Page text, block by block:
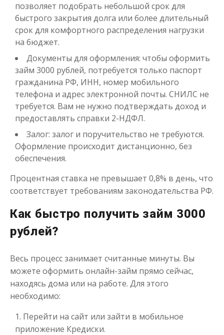
Переведём в долг
Сумма до50 000₽
Срок от 1до 21 дня
Получить
Деньги до зарплаты
Получить
позволяет подобрать небольшой срок для
быстрого закрытия долга или более длительный
срок для комфортного распределения нагрузки
на бюджет.
Документы для оформления: чтобы оформить
займ 3000 рублей, потребуется только паспорт
гражданина РФ, ИНН, номер мобильного
телефона и адрес электронной почты. СНИЛС не
требуется. Вам не нужно подтверждать доход и
предоставлять справки 2-НДФЛ.
Залог: залог и поручительство не требуются.
Оформление происходит дистанционно, без
обеспечения.
Процентная ставка не превышает 0,8% в день, что
соответствует требованиям законодательства РФ.
Как быстро получить займ 3000
рублей?
Весь процесс занимает считанные минуты. Вы
можете оформить онлайн-займ прямо сейчас,
находясь дома или на работе. Для этого
необходимо:
Перейти на сайт или зайти в мобильное
приложение Кредиски.